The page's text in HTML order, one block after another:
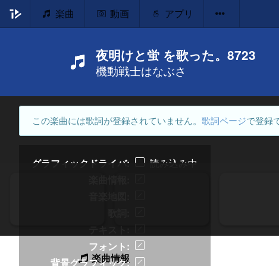
楽曲 動画 アプリ
夜明けと蛍 を歌った。8723
機動戦士はなぶさ
この楽曲には歌詞が登録されていません。 歌詞ページで登録
グラフィックドライバ
読み込み中
フォント
背景グラフィック
楽曲情報